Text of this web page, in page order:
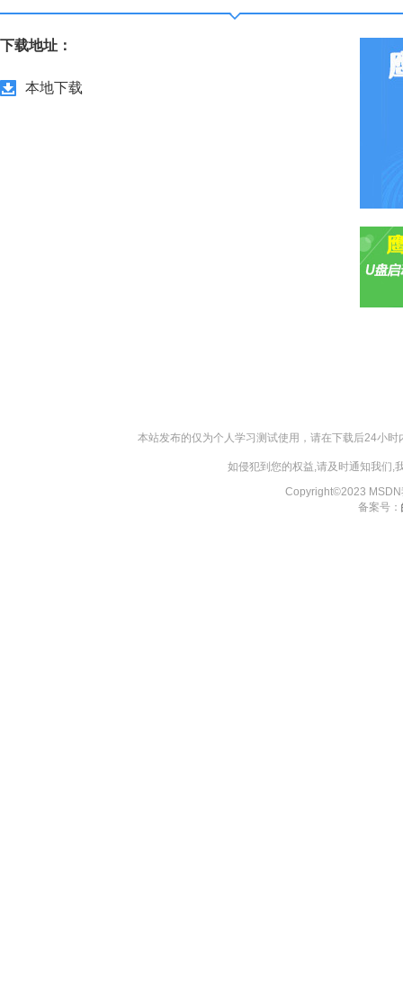
下载地址：
本地下载
本站发布的仅为个人学习测试使用，请在下载后24小
如侵犯到您的权益,请及时通知我们,
Copyright©2023
备案号：